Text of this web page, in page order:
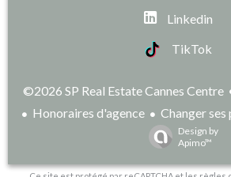
Linkedin
TikTok
©2026 SP Real Estate Cannes Centre
Honoraires d'agence
Changer
Design by
Apimo™